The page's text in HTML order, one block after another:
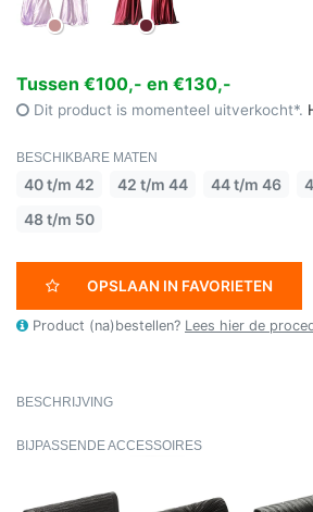
Tussen €100,- en €130,-
Dit product is momenteel uitverkocht*.
BESCHIKBARE MATEN
40 t/m 42 42 t/m 44 44 t/m 46
48 t/m 50
OPSLAAN IN FAVORIETEN
Product (na)bestellen? Lees hier de
BESCHRIJVING
BIJPASSENDE ACCESSOIRES